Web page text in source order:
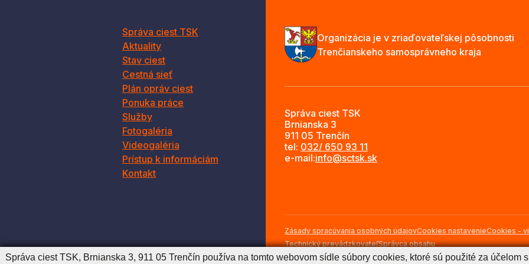
Správa ciest TSK
Aktuality
Stav ciest
Cestná sieť
Plán opráv ciest
Ponuka práce
Služby
Fotogaléria
Videogaléria
Prístup k informáciám
Kontakt
Organizácia je v zriaďovateľskej pôsobnosti
Trenčianskeho samosprávneho kraja
Správa ciest TSK
Brnianska 3
911 05 Trenčín
tel: 032/ 650 93 11
e-mail:info@sctsk.sk
Zásady spracúvania osobných údajovCookies nastavenieCookies -
Technický prevádzkovateľSprávca obsahu
Správa ciest TSK, Brnianska 3, 911 05 Trenčín používa na tomto webovom sídle súbory cookies, ktoré sú použité za